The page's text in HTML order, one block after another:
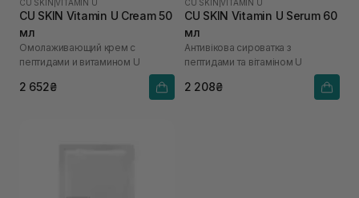
CU SKIN |VITAMIN U
CU SKIN Vitamin U Cream 50
мл
Омолаживающий крем с
пептидами и витамином U
2 652₴
CU SKIN |VITAMIN U
CU SKIN Vitamin U Serum 60
мл
Антивікова сироватка з
пептидами та вітаміном U
2 208₴